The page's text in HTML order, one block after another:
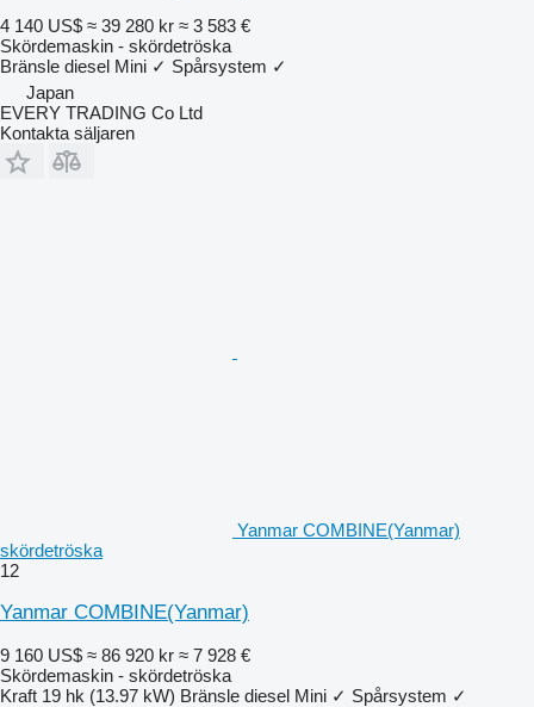
4 140 US$ ≈ 39 280 kr ≈ 3 583 €
Skördemaskin - skördetröska
Bränsle diesel Mini ✓ Spårsystem ✓
Japan
EVERY TRADING Co Ltd
Kontakta säljaren
Yanmar COMBINE(Yanmar)
skördetröska
12
Yanmar COMBINE(Yanmar)
9 160 US$ ≈ 86 920 kr ≈ 7 928 €
Skördemaskin - skördetröska
Kraft 19 hk (13.97 kW) Bränsle diesel Mini ✓ Spårsystem ✓